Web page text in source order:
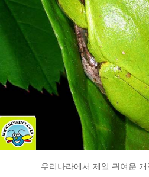
우리나라에서 제일 귀여운